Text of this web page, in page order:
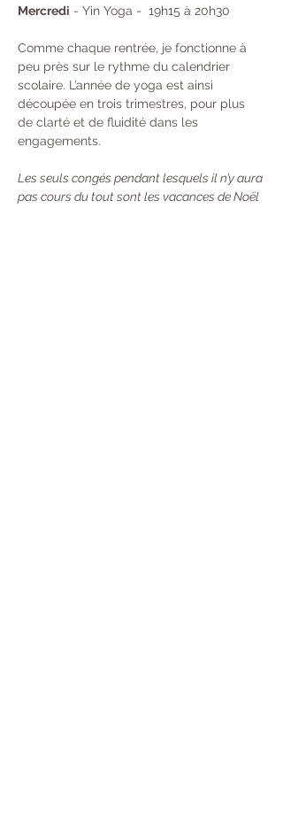
Mercredi - Yin Yoga -  19h15 à 20h30
Comme chaque rentrée, je fonctionne à
peu près sur le rythme du calendrier
scolaire. L’année de yoga est ainsi
découpée en trois trimestres, pour plus
de clarté et de fluidité dans les
engagements.
Les seuls congés pendant lesquels il n’y aura
pas cours du tout sont les vacances de Noël